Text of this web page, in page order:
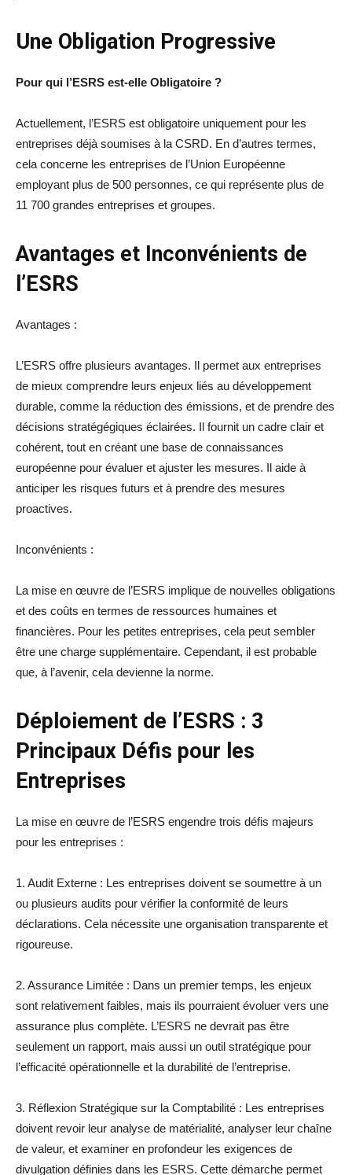
Une Obligation Progressive
Pour qui l’ESRS est-elle Obligatoire ?
Actuellement, l’ESRS est obligatoire uniquement pour les
entreprises déjà soumises à la CSRD. En d’autres termes,
cela concerne les entreprises de l’Union Européenne
employant plus de 500 personnes, ce qui représente plus de
11 700 grandes entreprises et groupes.
Avantages et Inconvénients de
l’ESRS
Avantages :
L’ESRS offre plusieurs avantages. Il permet aux entreprises
de mieux comprendre leurs enjeux liés au développement
durable, comme la réduction des émissions, et de prendre des
décisions stratégégiques éclairées. Il fournit un cadre clair et
cohérent, tout en créant une base de connaissances
européenne pour évaluer et ajuster les mesures. Il aide à
anticiper les risques futurs et à prendre des mesures
proactives.
Inconvénients :
La mise en œuvre de l’ESRS implique de nouvelles obligations
et des coûts en termes de ressources humaines et
financières. Pour les petites entreprises, cela peut sembler
être une charge supplémentaire. Cependant, il est probable
que, à l’avenir, cela devienne la norme.
Déploiement de l’ESRS : 3
Principaux Défis pour les
Entreprises
La mise en œuvre de l’ESRS engendre trois défis majeurs
pour les entreprises :
1. Audit Externe : Les entreprises doivent se soumettre à un
ou plusieurs audits pour vérifier la conformité de leurs
déclarations. Cela nécessite une organisation transparente et
rigoureuse.
2. Assurance Limitée : Dans un premier temps, les enjeux
sont relativement faibles, mais ils pourraient évoluer vers une
assurance plus complète. L’ESRS ne devrait pas être
seulement un rapport, mais aussi un outil stratégique pour
l’efficacité opérationnelle et la durabilité de l’entreprise.
3. Réflexion Stratégique sur la Comptabilité : Les entreprises
doivent revoir leur analyse de matérialité, analyser leur chaîne
de valeur, et examiner en profondeur les exigences de
divulgation définies dans les ESRS. Cette démarche permet